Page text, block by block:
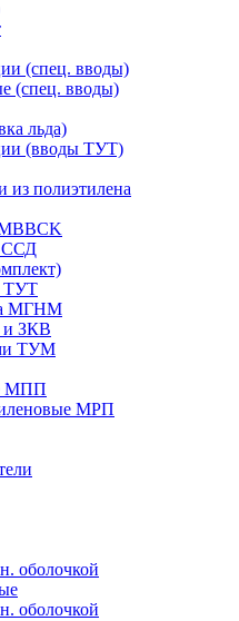
(спец. вводы)
(спец. вводы)
льда)
(вводы ТУТ)
из полиэтилена
ССД
ТУТ
МГНМ
и ЗКВ
ТУМ
МПП
МРП
оболочкой
оболочкой